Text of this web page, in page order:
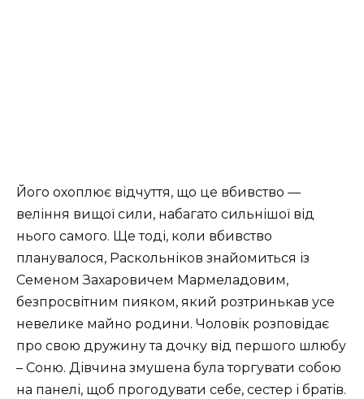
Його охоплює відчуття, що це вбивство —
веління вищої сили, набагато сильнішої від
нього самого. Ще тоді, коли вбивство
планувалося, Раскольніков знайомиться із
Семеном Захаровичем Мармеладовим,
безпросвітним пияком, який розтринькав усе
невелике майно родини. Чоловік розповідає
про свою дружину та дочку від першого шлюбу
– Соню. Дівчина змушена була торгувати собою
на панелі, щоб прогодувати себе, сестер і братів.